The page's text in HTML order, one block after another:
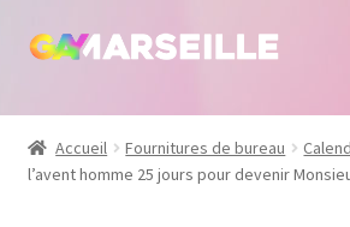
Aller
navigation
Aller
Boutique
Bijoux
Accueil Fournitures de bureau
l’avent homme 25 jours pour devenir